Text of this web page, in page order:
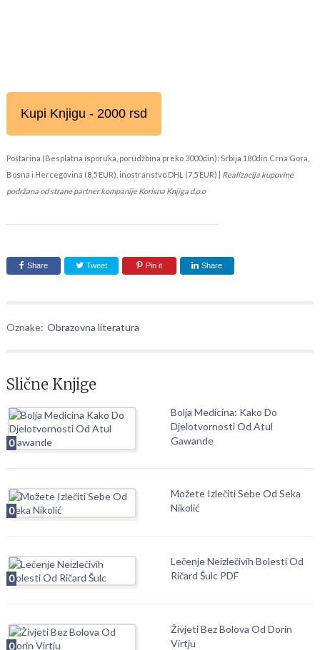
Kupi Knjigu - 2000 rsd
Poštarina (Besplatna isporuka, porudžbina preko 3000din): Srbija 180din Crna Gora,
Bosna i Hercegovina (8,5 EUR), inostranstvo DHL (7,5 EUR) | Realizacija kupovine
podržana od strane partner kompanije Korisna Knjiga d.o.o
Share Tweet Pin it Share
Oznake: Obrazovna literatura
Slične Knjige
0
Bolja Medicina: Kako Do
Djelotvornosti Od Atul
Gawande
0
Možete Izlečiti Sebe Od Seka
Nikolić
0
Lečenje Neizlečivih Bolesti Od
Ričard Šulc PDF
0
Živjeti Bez Bolova Od Dorin
Virtju